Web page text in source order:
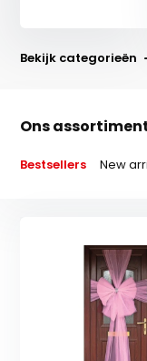
Bekijk categorieën
Ons
Bestsellers New